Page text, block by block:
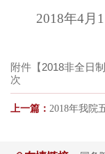
2018年4月
附件【2018非全日
次
上一篇： 2018年我院